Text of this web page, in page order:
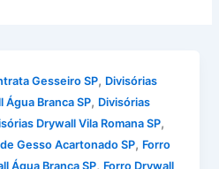
Gesseiro SP, Divisórias
Água Branca SP, Divisórias
Drywall Vila Romana SP,
Gesso Acartonado SP, Forro
Água Branca SP, Forro Drywall